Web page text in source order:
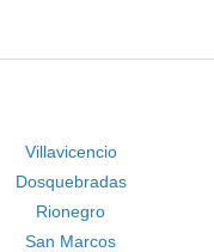
Villavicencio
Dosquebradas
Rionegro
San Marcos